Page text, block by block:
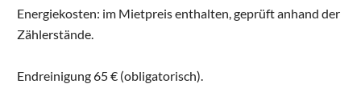
Energiekosten: im Mietpreis enthalten, geprüft anhand der
Zählerstände.
Endreinigung 65 € (obligatorisch).